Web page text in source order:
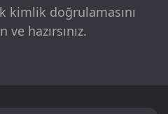
kimlik doğrulamasını
hazırsınız.